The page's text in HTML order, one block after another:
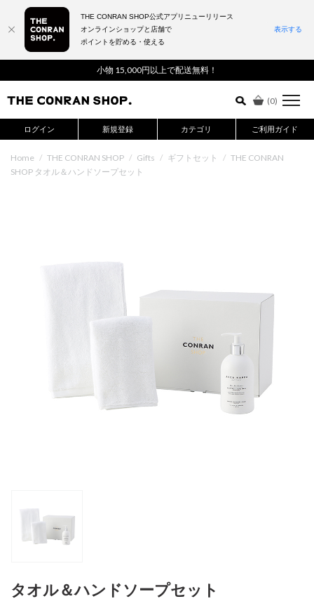
小物 15,000円以上で配送無料！
(0)
ログイン 新規登録 カテゴリ ご利用ガイド
詳細検索はこちら
Home / THE CONRAN SHOP / Gifts / ギフトセット / THE CONRAN
SHOP タオル＆ハンドソープセット
タオル＆ハンドソープセット
THE CONRAN SHOP公式アプリニューリリース
オンラインショップと店舗で
ポイントを貯める・使える
表示する